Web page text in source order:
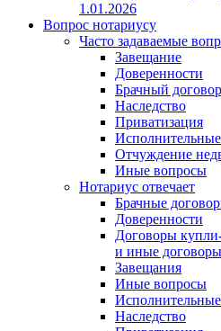
1.01.2026
Вопрос нотариусу
Часто задаваемые
Завещание
Доверенности
Брачный договор
Наследство
Приватизация
Отчуждение
Иные вопросы
Нотариус отвечает
Брачные
Доверенности
Договоры
и иные
Завещания
Иные вопросы
Наследство